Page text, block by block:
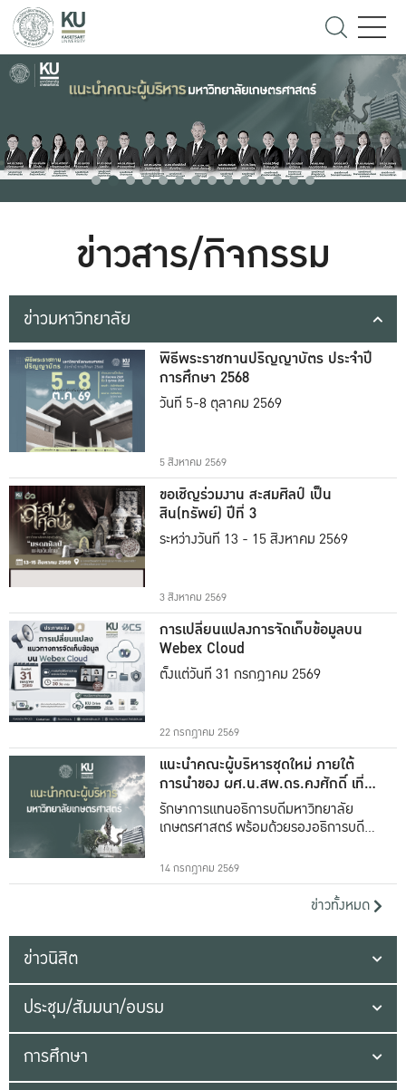
ข่าวสาร/กิจกรรม
ข่าวมหาวิทยาลัย
พิธีพระราชทานปริญญาบัตร ประจำปี
การศึกษา 2568
วันที่ 5-8 ตุลาคม 2569
5 สิงหาคม 2569
ขอเชิญร่วมงาน สะสมศิลป์ เป็น
สิน(ทรัพย์) ปีที่ 3
ระหว่างวันที่ 13 - 15 สิงหาคม 2569
3 สิงหาคม 2569
การเปลี่ยนแปลงการจัดเก็บข้อมูลบน
Webex Cloud
ตั้งแต่วันที่ 31 กรกฎาคม 2569
22 กรกฎาคม 2569
แนะนำคณะผู้บริหารชุดใหม่ ภายใต้
การนำของ ผศ.น.สพ.ดร.คงศักดิ์ เที่ยง
ธรรม
รักษาการแทนอธิการบดีมหาวิทยาลัย
เกษตรศาสตร์ พร้อมด้วยรองอธิการบดีทั้ง
14 กรกฎาคม 2569
ข่าวทั้งหมด
ข่าวนิสิต
ประชุม/สัมมนา/อบรม
การศึกษา